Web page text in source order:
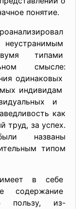
понятие.
типами
смысле:
одинаковых
индивидам
и
как
труд, за успех.
названы
типом
в себе
содержание
из-